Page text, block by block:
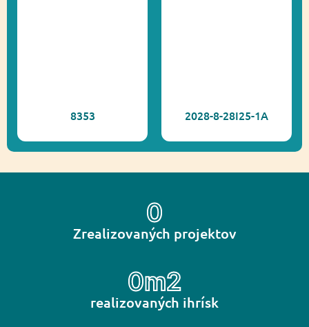
8353 2028-8-28I25-1A
Zrealizovaných projektov
0
realizovaných ihrísk
0m2